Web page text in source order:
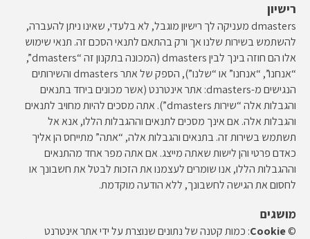
רישיון
dmasters מעניקה לך רישיון מוגבל, לא בלעדי, שאינו ניתן להעברה,
להשתמש בשירות שלנו אך ורק בהתאם לתנאי הסכם זה. תנאי שימוש
אלו הם חוזה בינך לבין dmasters (המכונה בתקנון זה “dmasters”,
“אנחנו”, “אנחנו” או “שלנו”), הספק של אתר dmasters והשירותים
הנגישים מ-dmasters: אתר אינטרנט (אשר מכונים ביחד בתנאים
והגבלות אלה “שירות dmasters”). אתה מסכים להיות מחויב לתנאים
והגבלות אלה. אם אינך מסכים לתנאים וההגבלות הללו, אנא אל
תשתמש בשירות זה. בתנאים והגבלות אלה, “אתה” מתייחס הן אליך
כאדם פרטי והן לישות שאתה מייצג. אם אתה מפר אחד מהתנאים
וההגבלות הללו, אנו שומרים לעצמנו את הזכות לבטל את חשבונך או
לחסום את הגישה לחשבונך, ללא הודעה מוקדמת.
מושגים
©
Cookie: כמות קטנה של נתונים שנוצרת על ידי אתר אינטרנט